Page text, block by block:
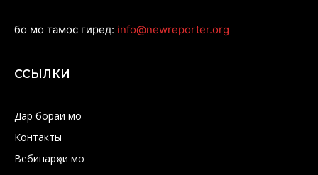
бо мо тамос гиред: info@newreporter.org
ССЫЛКИ
Дар бораи мо
Контакты
Вебинарҳои мо